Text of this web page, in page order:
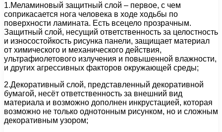
1.Меламиновый защитный слой – первое, с чем
соприкасается нога человека в ходе ходьбы по
поверхности ламината. Есть всецело прозрачным.
Защитный слой, несущий ответственность за целостность
и износостойкость рисунка панели, защищает материал
от химического и механического действия,
ультрафиолетового излучения и повышенной влажности,
и других агрессивных факторов окружающей среды;
2.Декоративный слой, представленный декоративной
бумагой, несёт ответственность за внешний вид
материала и возможно дополнен инкрустацией, которая
возможно не только однотонным рисунком, но и сложным
декоративным узором;